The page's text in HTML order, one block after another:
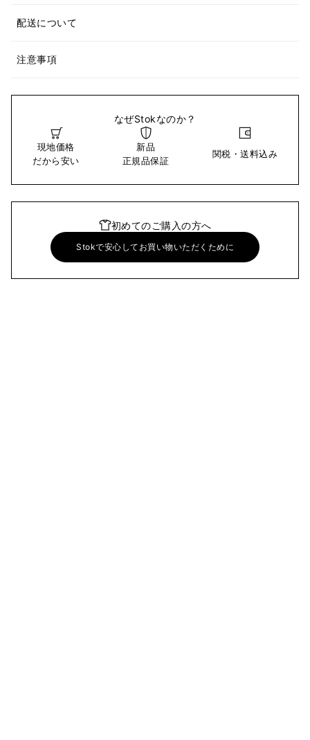
配送について
注意事項
なぜStokなのか？
現地価格
だから安い
新品
正規品保証
関税・送料込み
初めてのご購入の方へ
Stokで安心してお買い物いただくために